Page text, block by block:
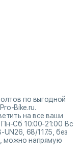
по выгодной
Bike.ru.
на все ваши
Сб 10:00-21:00 Вс
UN26, 68/117.5, без
можно напрямую